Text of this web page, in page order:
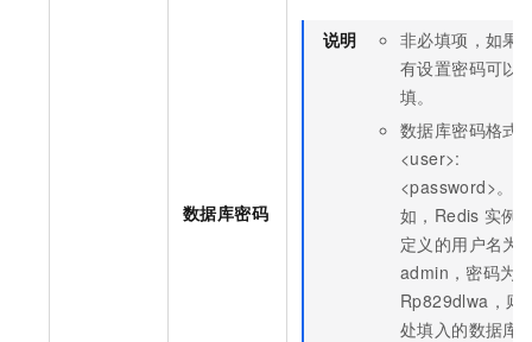
数据库密码
说明
非必填项，如果
有设置密码可以
填。
数据库密码格式
<user>:
<password>。例
如，Redis 实例
定义的用户名为
admin，密码为
Rp829dlwa，则
处填入的数据库